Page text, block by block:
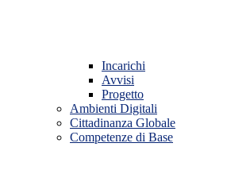
Incarichi
Avvisi
Progetto
Ambienti Digitali
Cittadinanza Globale
Competenze di Base